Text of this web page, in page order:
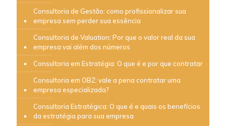
Consultoria de Gestão: como profissionalizar sua
empresa sem perder sua essência
Consultoria de Valuation: Por que o valor real da sua
empresa vai além dos números
Consultoria em Estratégia: O que é e por que contratar
Consultoria em OBZ: vale a pena contratar uma
empresa especializada?
Consultoria Estratégica: O que é e quais os benefícios
da estratégia para sua empresa